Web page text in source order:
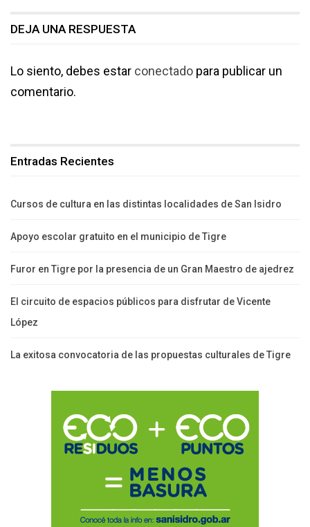
DEJA UNA RESPUESTA
Lo siento, debes estar conectado para publicar un
comentario.
Entradas Recientes
Cursos de cultura en las distintas localidades de San Isidro
Apoyo escolar gratuito en el municipio de Tigre
Furor en Tigre por la presencia de un Gran Maestro de ajedrez
El circuito de espacios públicos para disfrutar de Vicente
López
La exitosa convocatoria de las propuestas culturales de Tigre